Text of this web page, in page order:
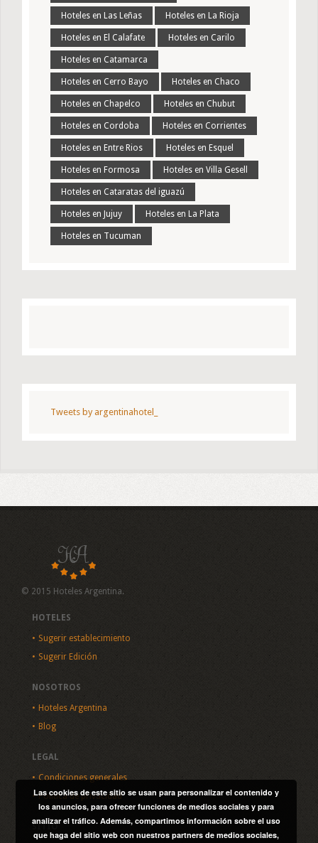
Hoteles en Las Leñas Hoteles en La Rioja
Hoteles en El Calafate Hoteles en Carilo
Hoteles en Catamarca
Hoteles en Cerro Bayo Hoteles en Chaco
Hoteles en Chapelco Hoteles en Chubut
Hoteles en Cordoba Hoteles en Corrientes
Hoteles en Entre Rios Hoteles en Esquel
Hoteles en Formosa Hoteles en Villa Gesell
Hoteles en Cataratas del iguazú
Hoteles en Jujuy Hoteles en La Plata
Hoteles en Tucuman
Tweets by argentinahotel_
© 2015 Hoteles Argentina.
HOTELES
Sugerir establecimiento
Sugerir Edición
NOSOTROS
Hoteles Argentina
Blog
LEGAL
Condiciones generales
Política de privacidad
SITIO
Las cookies de este sitio se usan para personalizar el contenido y
los anuncios, para ofrecer funciones de medios sociales y para
analizar el tráfico. Además, compartimos información sobre el uso
que haga del sitio web con nuestros partners de medios sociales,